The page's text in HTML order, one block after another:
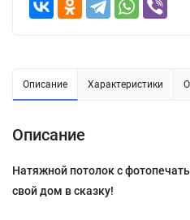
Описание Характеристики
Описание
Натяжной потолок с
свой дом в сказку!